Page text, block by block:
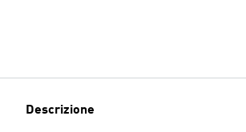
Descrizione